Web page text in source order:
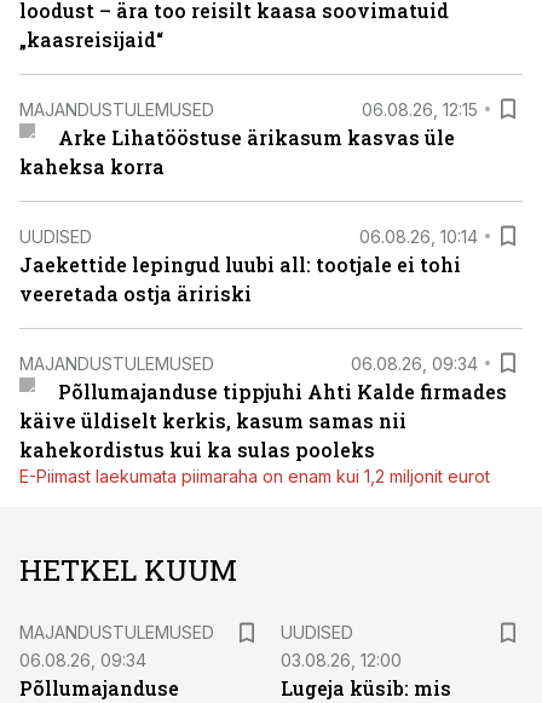
loodust – ära too reisilt kaasa soovimatuid
„kaasreisijaid“
MAJANDUSTULEMUSED 06.08.26, 12:15
Arke Lihatööstuse ärikasum kasvas üle
kaheksa korra
UUDISED 06.08.26, 10:14
Jaekettide lepingud luubi all: tootjale ei tohi
veeretada ostja äririski
MAJANDUSTULEMUSED 06.08.26, 09:34
Põllumajanduse tippjuhi Ahti Kalde firmades
käive üldiselt kerkis, kasum samas nii
kahekordistus kui ka sulas pooleks
E-Piimast laekumata piimaraha on enam kui 1,2 miljonit eurot
HETKEL KUUM
MAJANDUSTULEMUSED
06.08.26, 09:34
Põllumajanduse
UUDISED
03.08.26, 12:00
Lugeja küsib: mis